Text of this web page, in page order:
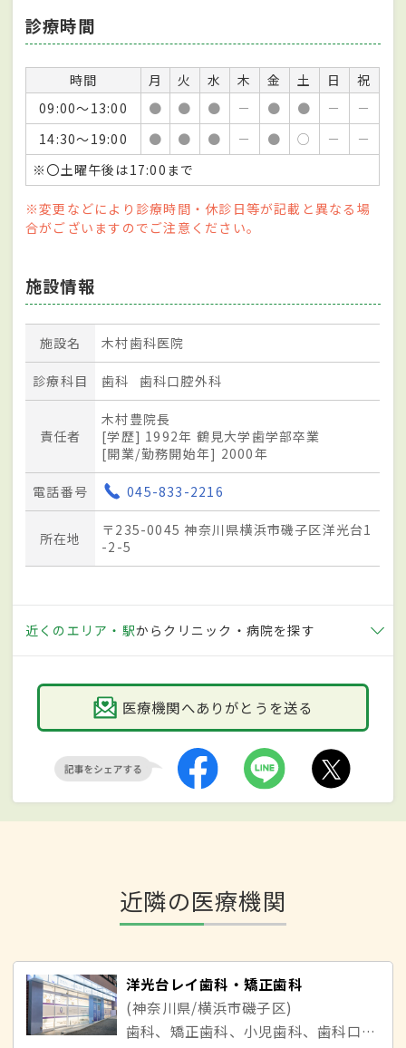
診療時間
時間 月 火 水 木 金 土 日
祝
09:00～13:00
● ● ● － ● ● －
－
14:30～19:00
● ● ● － ● ○ －
－
※〇土曜午後は17:00まで
※変更などにより診療時間・休診日等が記載と異なる場
合がございますのでご注意ください。
施設情報
施設名 木村歯科医院
診療科目 歯科 歯科口腔外科
責任者
木村豊院長
[学歴] 1992年 鶴見大学歯学部卒業
[開業/勤務開始年] 2000年
電話番号 045-833-2216
所在地
〒235-0045 神奈川県横浜市磯子区洋光台1
-2-5
近くのエリア・駅からクリニック・病院を探す
医療機関へありがとうを送る
近隣の医療機関
洋光台レイ歯科・矯正歯科
(神奈川県/横浜市磯子区)
歯科、矯正歯科、小児歯科、歯科口腔外科